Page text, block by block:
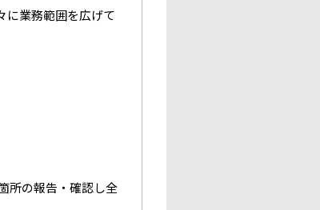
に業務範囲を広げて
所の報告・確認し全